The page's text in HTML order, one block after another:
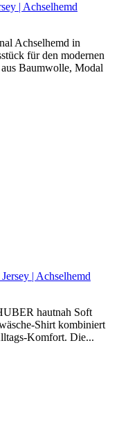
| Achselhemd
Achselhemd in
für den modernen
Baumwolle, Modal
Jersey | Achselhemd
hautnah Soft
Shirt kombiniert
Komfort. Die...